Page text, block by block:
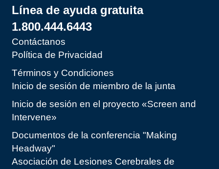
Línea de ayuda gratuita
1.800.444.6443
Contáctanos
Política de Privacidad
Términos y Condiciones
Inicio de sesión de miembro de la junta
Inicio de sesión en el proyecto «Screen and
Intervene»
Documentos de la conferencia "Making
Headway"
Asociación de Lesiones Cerebrales de